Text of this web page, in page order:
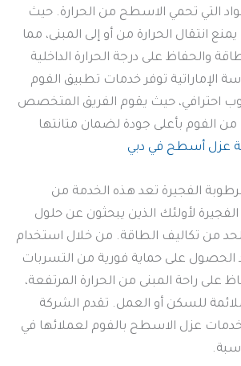
التي تحمي الاسطح من الحرارة. حيث
انتقال الحرارة من أو إلى المبنى، مما
والحفاظ على درجة الحرارة الداخلية
الإماراتية توفر خدمات تطبيق الفوم
احترافي، حيث يقوم الفريق المتخصص
من الفوم بأعلى جودة لضمان متانتها
عزل أسطح في دبي
الفجيرة تعد هذه الخدمة من
لأولئك الذين يبحثون عن حلول
من تكاليف الطاقة. من خلال استخدام
الحصول على حماية فورية من التسربات
على راحة المبنى من الحرارة المرتفعة،
ملائمة للسكن أو العمل. تقدم الشركة
عزل الاسطح بالفوم لعملائها في